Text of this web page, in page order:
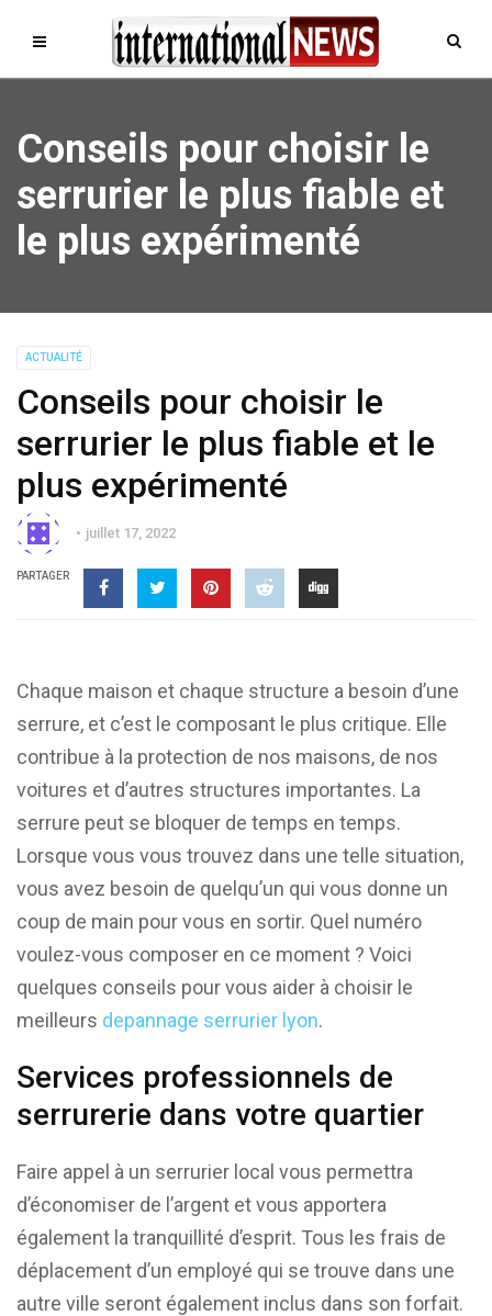
Conseils pour choisir le
serrurier le plus fiable et
le plus expérimenté
ACTUALITÉ
Conseils pour choisir le
serrurier le plus fiable et le
plus expérimenté
juillet 17, 2022
PARTAGER
Chaque maison et chaque structure a besoin d’une
serrure, et c’est le composant le plus critique. Elle
contribue à la protection de nos maisons, de nos
voitures et d’autres structures importantes. La
serrure peut se bloquer de temps en temps.
Lorsque vous vous trouvez dans une telle situation,
vous avez besoin de quelqu’un qui vous donne un
coup de main pour vous en sortir. Quel numéro
voulez-vous composer en ce moment ? Voici
quelques conseils pour vous aider à choisir le
meilleurs depannage serrurier lyon.
Services professionnels de
serrurerie dans votre quartier
Faire appel à un serrurier local vous permettra
d’économiser de l’argent et vous apportera
également la tranquillité d’esprit. Tous les frais de
déplacement d’un employé qui se trouve dans une
autre ville seront également inclus dans son forfait.